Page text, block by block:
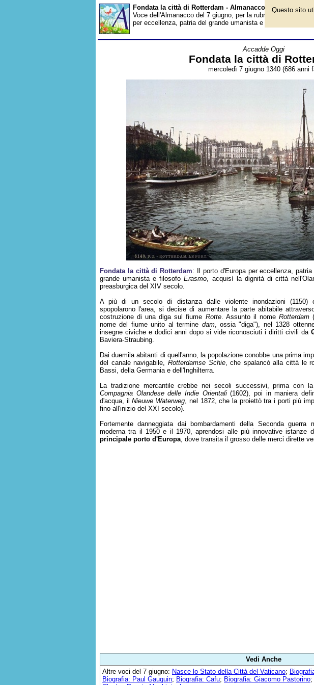
Fondata la città di Rotterdam - Almanacco
Voce dell'Almanacco del 7 giugno, per la rubrica 'Accadde
per eccellenza, patria del grande umanista e filosofo
Accadde Oggi
Fondata la città di
mercoledì 7 giugno 1340 (686 anni
Fondata la città di Rotterdam: Il porto d'Europa per eccellenza, patria
grande umanista e filosofoErasmo, acquisì la dignità di città
preasburgica del XIV secolo.
A più di un secolo di distanza dalle violente inondazioni (1150)
spopolarono l'area, si decise di aumentare la parte abitabile
costruzione di una diga sul fiume Rotte. Assunto il nome Rotterdam
nome del fiume unito al termine dam, ossia "diga"), nel 1328
insegne civiche e dodici anni dopo si vide riconosciuti i diritti civili da
Baviera-Straubing.
Dai duemila abitanti di quell'anno, la popolazione conobbe una prima
del canale navigabile, Rotterdamse Schie, che spalancò alla città le
Bassi, della Germania e dell'Inghilterra.
La tradizione mercantile crebbe nei secoli successivi, prima con
Compagnia Olandese delle Indie Orientali(1602), poi in maniera
d'acqua, ilNieuwe Waterweg, nel 1872, che la proiettò tra i porti più
fino all'inizio del XXI secolo).
Fortemente danneggiata dai bombardamenti della Seconda
moderna tra il 1950 e il 1970, aprendosi alle più innovative istanze
principale porto d'Europa, dove transita il grosso delle merci dirette
Vedi Anche
Altre voci del 7 giugno: Nasce lo Stato della Città del Vaticano;
Biografia: Paul Gauguin; Biografia: Cafu; Biografia: Giacomo Pastorino;
Questo sito